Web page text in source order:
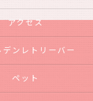
アクセス
デンレトリーバー
ペット